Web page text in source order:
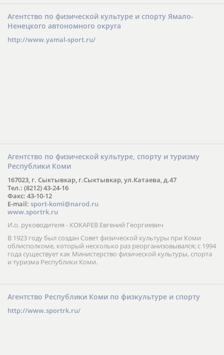
Агентство по физической культуре и спорту Ямало-
Ненецкого автономного округа
http://www.yamal-sport.ru/
Агентство по физической культуре, спорту и туризму
Республики Коми
167023, г. Сыктывкар, г.Сыктывкар, ул.Катаева, д.47
Тел.: (8212) 43-24-16
Факс: 43-10-12
E-mail: sport-komi@narod.ru
www.sportrk.ru
И.о. руководителя - КОКАРЕВ Евгений Георгиевич
В 1923 году был создан Совет физической культуры при Коми
облисполкоме, который несколько раз реорганизовывался; с 1994
года существует как Министерство физической культуры, спорта
и туризма Республики Коми.
Агентство Республики Коми по физкультуре и спорту
http://www.sportrk.ru/